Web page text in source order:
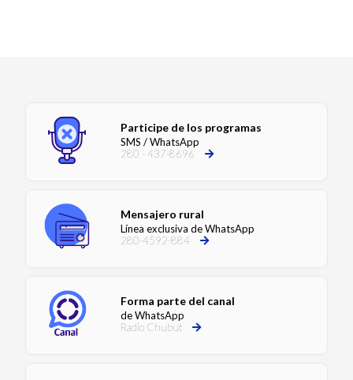
Participe de los programas
SMS / WhatsApp
280 - 437-8696
Mensajero rural
Línea exclusiva de WhatsApp
280-4592-884
Forma parte del canal
de WhatsApp
Radio Chubut